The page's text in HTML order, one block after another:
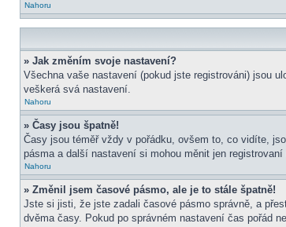
Nahoru
» Jak změním svoje nastavení?
Všechna vaše nastavení (pokud jste registrováni) jsou
veškerá svá nastavení.
Nahoru
» Časy jsou špatně!
Časy jsou téměř vždy v pořádku, ovšem to, co vidíte,
pásma a další nastavení si mohou měnit jen
Nahoru
» Změnil jsem časové pásmo, ale je to stále špatně!
Jste si jisti, že jste zadali časové pásmo správně, a
dvěma časy. Pokud po správném nastavení čas pořád